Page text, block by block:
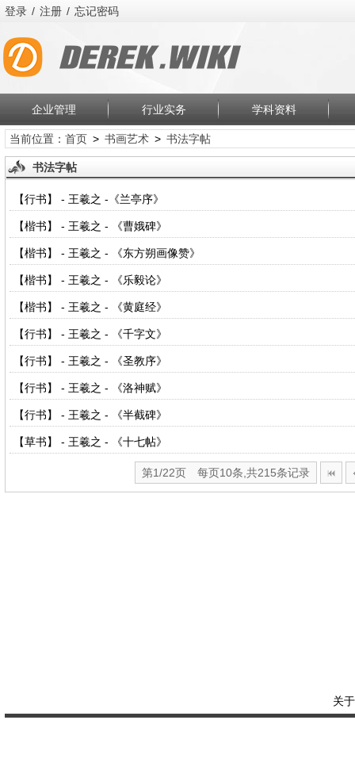
登录 / 注册 / 忘记密码
企业管理 行业实务 学科资料
当前位置： 首页> 书画艺术> 书法字帖
书法字帖
【行书】 - 王羲之 -《兰亭序》
【楷书】 - 王羲之 - 《曹娥碑》
【楷书】 - 王羲之 - 《东方朔画像赞》
【楷书】 - 王羲之 - 《乐毅论》
【楷书】 - 王羲之 - 《黄庭经》
【行书】 - 王羲之 - 《千字文》
【行书】 - 王羲之 - 《圣教序》
【行书】 - 王羲之 - 《洛神赋》
【行书】 - 王羲之 - 《半截碑》
【草书】 - 王羲之 - 《十七帖》
第1/22页 每页10条,共215条记录
关